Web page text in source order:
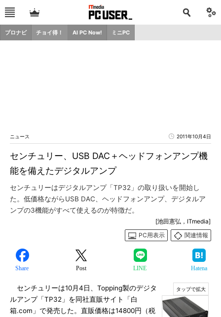
プロナビ チョイ得！ AI PC Now! ミニPC
ニュース 2011年10月4日
センチュリー、USB DAC＋ヘッドフォンアンプ機
能を備えたデジタルアンプ
センチュリーはデジタルアンプ「TP32」の取り扱いを開始し
た。低価格ながらUSB DAC、ヘッドフォンアンプ、デジタルア
ンプの3機能がすべて使えるのが特徴だ。
[池田憲弘，ITmedia]
PC用表示
関連情報
Share Post LINE Hatena
センチュリーは10月4日、Topping製のデジタ
ルアンプ「TP32」を同社直販サイト「白
箱.com」で発売した。直販価格は14800円（税